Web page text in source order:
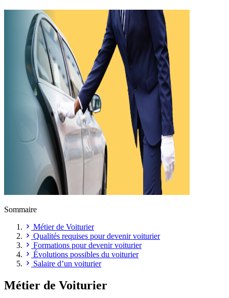
Sommaire
Métier de Voiturier
Qualités requises pour devenir voiturier
Formations pour devenir voiturier
Évolutions possibles du voiturier
Salaire d’un voiturier
Métier de Voiturier